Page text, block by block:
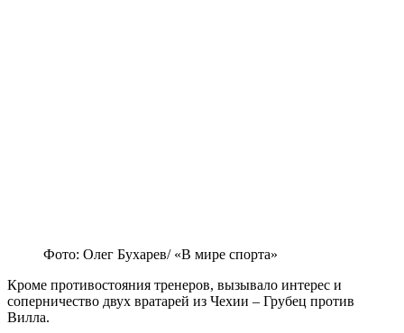
Фото: Олег Бухарев/ «В мире спорта»
Кроме противостояния тренеров, вызывало интерес и
соперничество двух вратарей из Чехии – Грубец против
Вилла.